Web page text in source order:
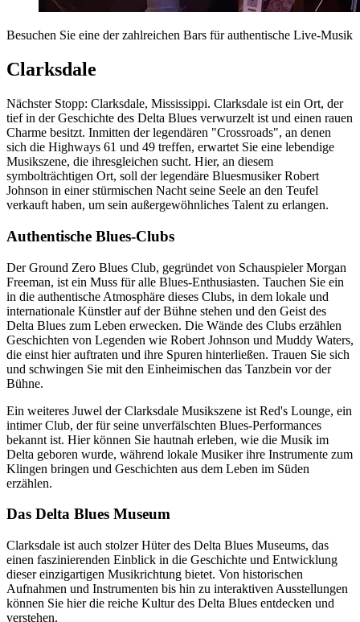
Besuchen Sie eine der zahlreichen Bars für authentische Live-Musik
Clarksdale
Nächster Stopp: Clarksdale, Mississippi. Clarksdale ist ein Ort, der
tief in der Geschichte des Delta Blues verwurzelt ist und einen rauen
Charme besitzt. Inmitten der legendären "Crossroads", an denen
sich die Highways 61 und 49 treffen, erwartet Sie eine lebendige
Musikszene, die ihresgleichen sucht. Hier, an diesem
symbolträchtigen Ort, soll der legendäre Bluesmusiker Robert
Johnson in einer stürmischen Nacht seine Seele an den Teufel
verkauft haben, um sein außergewöhnliches Talent zu erlangen.
Authentische Blues-Clubs
Der Ground Zero Blues Club, gegründet von Schauspieler Morgan
Freeman, ist ein Muss für alle Blues-Enthusiasten. Tauchen Sie ein
in die authentische Atmosphäre dieses Clubs, in dem lokale und
internationale Künstler auf der Bühne stehen und den Geist des
Delta Blues zum Leben erwecken. Die Wände des Clubs erzählen
Geschichten von Legenden wie Robert Johnson und Muddy Waters,
die einst hier auftraten und ihre Spuren hinterließen. Trauen Sie sich
und schwingen Sie mit den Einheimischen das Tanzbein vor der
Bühne.
Ein weiteres Juwel der Clarksdale Musikszene ist Red's Lounge, ein
intimer Club, der für seine unverfälschten Blues-Performances
bekannt ist. Hier können Sie hautnah erleben, wie die Musik im
Delta geboren wurde, während lokale Musiker ihre Instrumente zum
Klingen bringen und Geschichten aus dem Leben im Süden
erzählen.
Das Delta Blues Museum
Clarksdale ist auch stolzer Hüter des Delta Blues Museums, das
einen faszinierenden Einblick in die Geschichte und Entwicklung
dieser einzigartigen Musikrichtung bietet. Von historischen
Aufnahmen und Instrumenten bis hin zu interaktiven Ausstellungen
können Sie hier die reiche Kultur des Delta Blues entdecken und
verstehen.